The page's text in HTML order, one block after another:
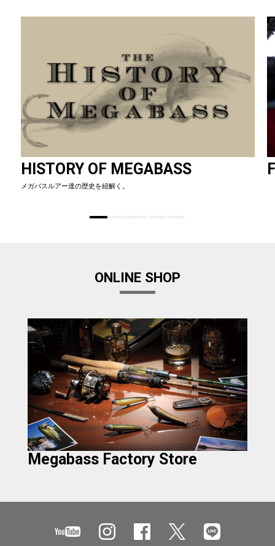
HISTORY OF MEGABASS
メガバスルアー達の歴史を紐解く。
ONLINE SHOP
Megabass Factory Store